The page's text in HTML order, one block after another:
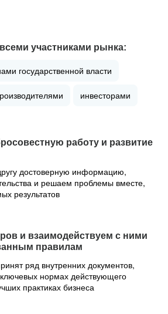
участниками рынка:
государственной власти
инвесторами
работу и развитие
достоверную информацию,
и решаем проблемы вместе,
результатов
и взаимодействуем с ними
правилам
ряд внутренних документов,
нормах действующего
практиках бизнеса